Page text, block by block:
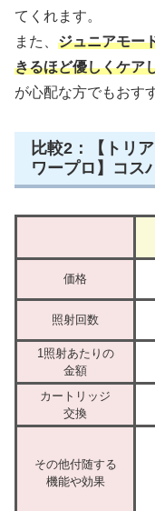
てくれます。
また、 ジュニアモー
きるほど優しくケア
が心配な方でもおす
比較2：【トリ
ワープロ】コス
価格
照射回数
1照射あたりの
金額
カートリッジ
交換
その他付随する
機能や効果